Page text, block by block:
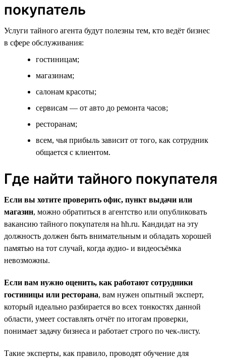
покупатель
Услуги тайного агента будут полезны тем, кто ведёт бизнес
в сфере обслуживания:
гостиницам;
магазинам;
салонам красоты;
сервисам — от авто до ремонта часов;
ресторанам;
всем, чья прибыль зависит от того, как сотрудник
общается с клиентом.
Где найти тайного покупателя
Если вы хотите проверить офис, пункт выдачи или
магазин, можно обратиться в агентство или опубликовать
вакансию тайного покупателя на hh.ru. Кандидат на эту
должность должен быть внимательным и обладать хорошей
памятью на тот случай, когда аудио- и видеосъёмка
невозможны.
Если вам нужно оценить, как работают сотрудники
гостиницы или ресторана, вам нужен опытный эксперт,
который идеально разбирается во всех тонкостях данной
области, умеет составлять отчёт по итогам проверки,
понимает задачу бизнеса и работает строго по чек-листу.
Такие эксперты, как правило, проводят обучение для